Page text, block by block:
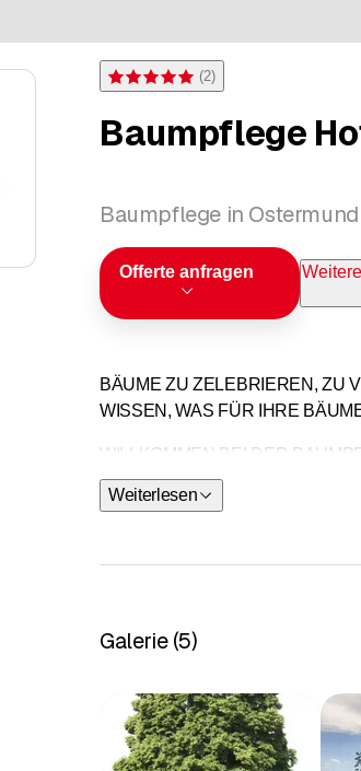
Bewertung 5 von 5 Sternen bei 2
(2)
Baumpflege
Baumpflege in
Offerte anfragen
BÄUME ZU ZELEBRIEREN, ZU
WISSEN, WAS FÜR IHRE
WILLKOMMEN BEI DER
Weiterlesen
Galerie (5)